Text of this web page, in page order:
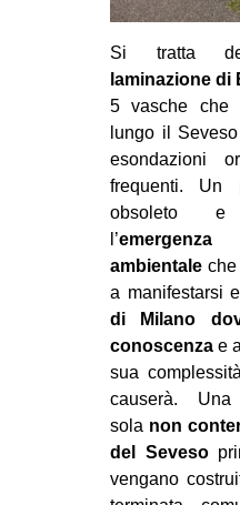
Si tratta
laminazione di
5 vasche che
lungo il
esondazioni
frequenti. Un
obsoleto
l’
ambientale
a manifestarsi
di Milano
conoscenza e
sua
causerà.
sola non
del Seveso
vengano